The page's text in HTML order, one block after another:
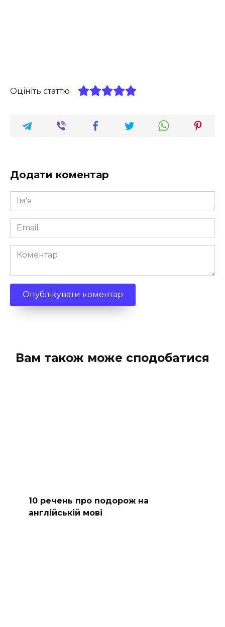
Оцініть статтю
Додати коментар
Ім'я
*
Email
*
Коментар
Вам також може сподобатися
10 речень про подорож на
англійській мові